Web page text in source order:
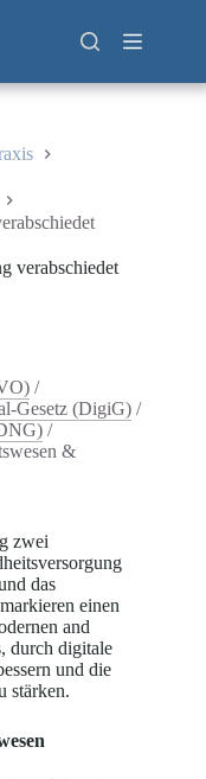
verabschiedet
/
Gesetz (DigiG) /
/
&
zwei
das
einen
and
durch digitale
und die
stärken.